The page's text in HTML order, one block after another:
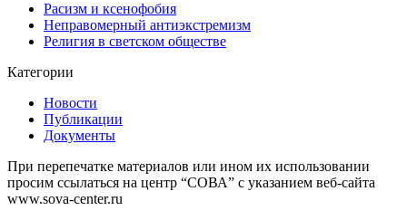
Расизм и ксенофобия
Неправомерный антиэкстремизм
Религия в светском обществе
Категории
Новости
Публикации
Документы
При перепечатке материалов или ином их использовании
просим ссылаться на центр “СОВА” с указанием веб-сайта
www.sova-center.ru